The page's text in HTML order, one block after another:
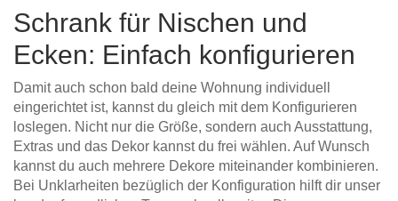
Schrank für Nischen und
Ecken: Einfach konfigurieren
Damit auch schon bald deine Wohnung individuell
eingerichtet ist, kannst du gleich mit dem Konfigurieren
loslegen. Nicht nur die Größe, sondern auch Ausstattung,
Extras und das Dekor kannst du frei wählen. Auf Wunsch
kannst du auch mehrere Dekore miteinander kombinieren.
Bei Unklarheiten bezüglich der Konfiguration hilft dir unser